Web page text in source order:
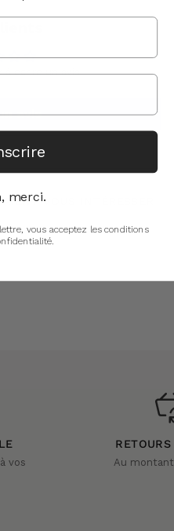
à écrire un avis
avis
VOUS INTÉRESSER
vos
Au
merci.
vous acceptez les conditions